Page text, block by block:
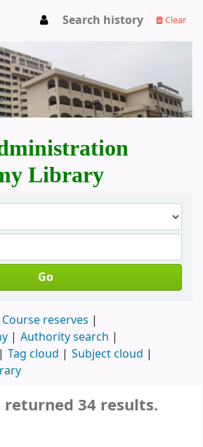
Academy Library
Search history Clear
Library
Go
Course reserves
Authority search
Tag cloud
Subject cloud
returned 34 results.